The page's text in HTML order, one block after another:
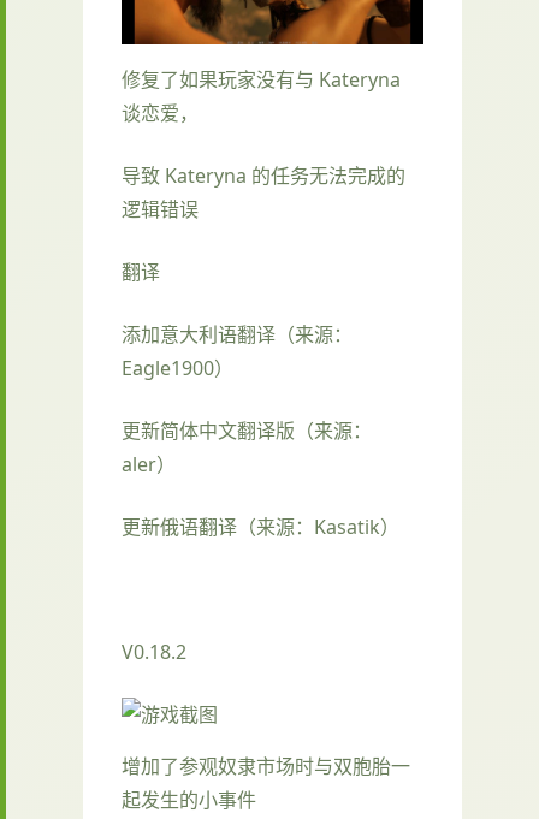
修复了如果玩家没有与 Kateryna
谈恋爱，
导致 Kateryna 的任务无法完成的
逻辑错误
翻译
添加意大利语翻译（来源：
Eagle1900）
更新简体中文翻译版（来源：
aler）
更新俄语翻译（来源：Kasatik）
V0.18.2
增加了参观奴隶市场时与双胞胎一
起发生的小事件